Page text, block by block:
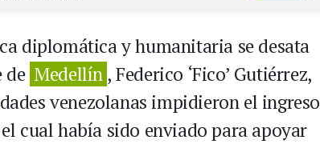
diplomática y humanitaria se desata
de Medellín, Federico ‘Fico’ Gutiérrez,
venezolanas impidieron el ingreso
cual había sido enviado para apoyar